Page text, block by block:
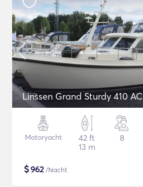
Linssen Grand Sturdy 410 AC
Motoryacht
42 ft
13 m
8
$962/Nacht